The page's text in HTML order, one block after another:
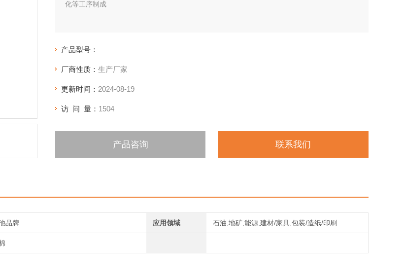
化等工序制成
产品型号：
厂商性质： 生产厂家
更新时间： 2024-08-19
访 问 量： 1504
产品咨询 联系我们
品牌 应用领域 石油,地矿,能源,建材/家具,包装/造纸/印刷